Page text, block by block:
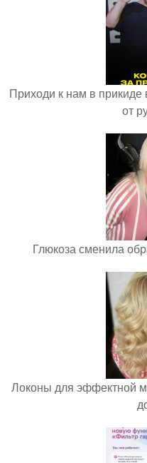
Приходи к нам в прикиде
от
Глюкоза сменила
Локоны для эффектной